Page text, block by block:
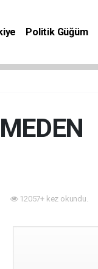
Politik Güğüm
12057+ kez okundu.